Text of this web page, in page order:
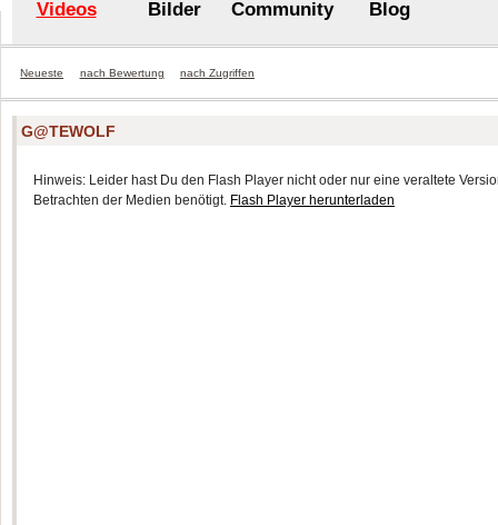
Videos Bilder Community Blog
Neueste nach Bewertung nach Zugriffen
G@TEWOLF
Hinweis: Leider hast Du den Flash Player nicht oder nur eine veraltete
Betrachten der Medien benötigt. Flash Player herunterladen